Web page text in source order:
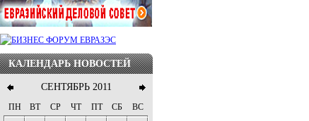
КАЛЕНДАРЬ НОВОСТЕЙ
СЕНТЯБРЬ 2011
ПН ВТ СР ЧТ ПТ СБ
ВС